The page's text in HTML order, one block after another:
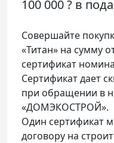
100 000 ? в
Совершайте
«Титан» на сумму
сертификат
Сертификат дает
при обращении в
«ДОМЭКОСТРОЙ».
Один сертификат
договору на